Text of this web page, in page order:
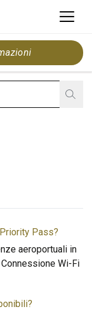
Pass?
aeroportuali in
Wi-Fi